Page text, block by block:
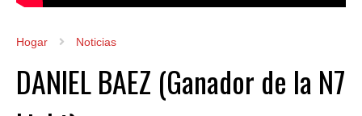
Hogar Noticias
DANIEL BAEZ (Ganador de la N7